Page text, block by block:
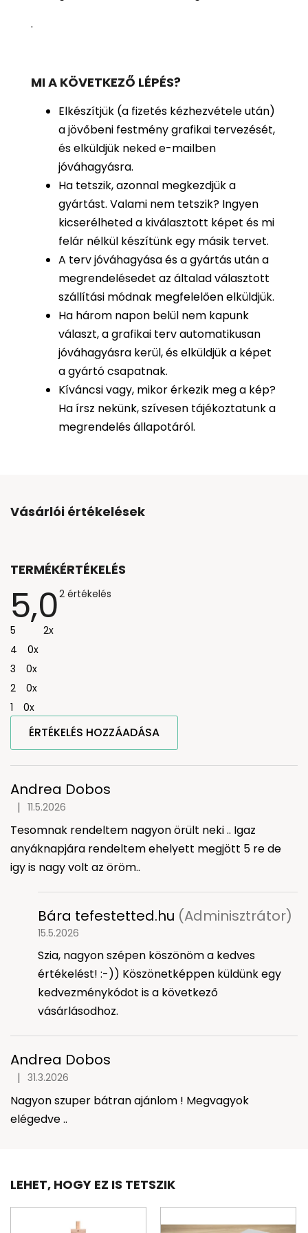
.
MI A KÖVETKEZŐ LÉPÉS?
Elkészítjük (a fizetés kézhezvétele után)
a jövőbeni festmény grafikai tervezését,
és elküldjük neked e-mailben
jóváhagyásra.
Ha tetszik, azonnal megkezdjük a
gyártást. Valami nem tetszik? Ingyen
kicserélheted a kiválasztott képet és mi
felár nélkül készítünk egy másik tervet.
A terv jóváhagyása és a gyártás után a
megrendelésedet az általad választott
szállítási módnak megfelelően elküldjük.
Ha három napon belül nem kapunk
választ, a grafikai terv automatikusan
jóváhagyásra kerül, és elküldjük a képet
a gyártó csapatnak.
Kíváncsi vagy, mikor érkezik meg a kép?
Ha írsz nekünk, szívesen tájékoztatunk a
megrendelés állapotáról.
Vásárlói értékelések
TERMÉKÉRTÉKELÉS
5,0 A
2 értékelés
5
2x
4
0x
3
0x
2
0x
1
0x
ÉRTÉKELÉS HOZZÁADÁSA
é
l
m
é
n
y
e
Andrea Dobos
A termék értékelése 5-ből 5 csillag.
| 11.5.2026
Tesomnak rendeltem nagyon örült neki .. Igaz
anyáknapjára rendeltem ehelyett megjött 5 re de
igy is nagy volt az öröm..
Bára tefestetted.hu (Adminisztrátor)
15.5.2026
Szia, nagyon szépen köszönöm a kedves
értékelést! :-)) Köszönetképpen küldünk egy
kedvezménykódot is a következő
vásárlásodhoz.
Andrea Dobos
A termék értékelése 5-ből 5 csillag.
| 31.3.2026
Nagyon szuper bátran ajánlom ! Megvagyok
elégedve ..
LEHET, HOGY EZ IS TETSZIK